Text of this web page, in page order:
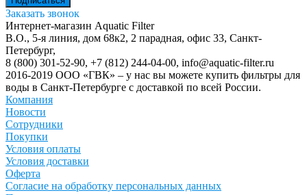
Заказать звонок
Интернет-магазин Aquatic Filter
В.О., 5-я линия, дом 68к2, 2 парадная, офис 33, Санкт-
Петербург,
8 (800) 301-52-90, +7 (812) 244-04-00, info@aquatic-filter.ru
2016-2019 ООО «ГВК» – у нас вы можете купить фильтры для
воды в Санкт-Петербурге с доставкой по всей России.
Компания
Новости
Сотрудники
Покупки
Условия оплаты
Условия доставки
Оферта
Согласие на обработку персональных данных